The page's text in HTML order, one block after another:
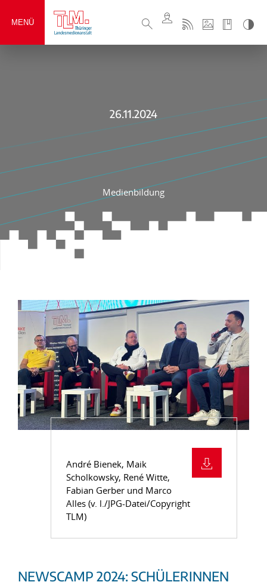
MENÜ
26.11.2024
Medienbildung
André Bienek, Maik
Scholkowsky, René Witte,
Fabian Gerber und Marco
Alles (v. l./JPG-Datei/Copyright
TLM)
NEWSCAMP 2024: SCHÜLERINNEN